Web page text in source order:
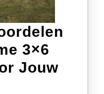
3×6
Jouw